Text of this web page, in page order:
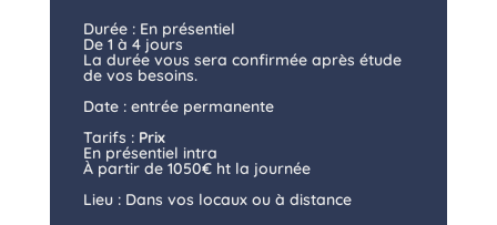
Durée : En présentiel
De 1 à 4 jours
La durée vous sera confirmée après étude
de vos besoins.
Date : entrée permanente
Tarifs : Prix
En présentiel intra
À partir de 1050€ ht la journée
Lieu : Dans vos locaux ou à distance